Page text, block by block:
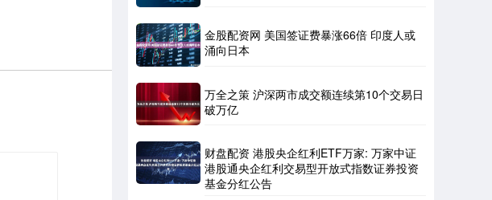
金股配资网 美国签证费暴涨66倍 印度人或
涌向日本
万全之策 沪深两市成交额连续第10个交易日
破万亿
财盘配资 港股央企红利ETF万家: 万家中证
港股通央企红利交易型开放式指数证券投资
基金分红公告